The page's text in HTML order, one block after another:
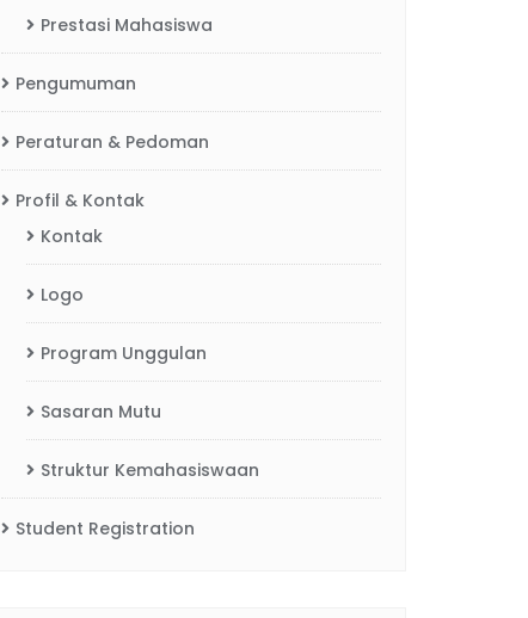
Prestasi Mahasiswa
Pengumuman
Peraturan & Pedoman
Profil & Kontak
Kontak
Logo
Program Unggulan
Sasaran Mutu
Struktur Kemahasiswaan
Student Registration